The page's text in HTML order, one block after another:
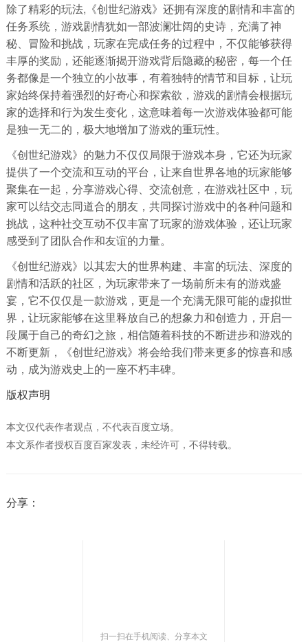
除了精彩的玩法,《创世纪游戏》还拥有深度的剧情和丰富的
任务系统，游戏剧情犹如一部波澜壮阔的史诗，充满了神
秘、冒险和挑战，玩家在完成任务的过程中，不仅能够获得
丰厚的奖励，还能逐渐揭开游戏背后隐藏的秘密，每一个任
务都像是一个独立的小故事，有着独特的情节和目标，让玩
家始终保持着强烈的好奇心和探索欲，游戏的剧情会根据玩
家的选择和行为发生变化，这意味着每一次游戏体验都可能
是独一无二的，极大地增加了游戏的重玩性。
《创世纪游戏》的魅力不仅仅局限于游戏本身，它还为玩家
提供了一个交流和互动的平台，让来自世界各地的玩家能够
聚集在一起，分享游戏心得、交流创意，在游戏社区中，玩
家可以结交志同道合的朋友，共同探讨游戏中的各种问题和
挑战，这种社交互动不仅丰富了玩家的游戏体验，还让玩家
感受到了团队合作和友谊的力量。
《创世纪游戏》以其宏大的世界构建、丰富的玩法、深度的
剧情和活跃的社区，为玩家带来了一场前所未有的游戏盛
宴，它不仅仅是一款游戏，更是一个充满无限可能的虚拟世
界，让玩家能够在这里释放自己的想象力和创造力，开启一
段属于自己的奇幻之旅，相信随着科技的不断进步和游戏的
不断更新，《创世纪游戏》将会给我们带来更多的惊喜和感
动，成为游戏史上的一座不朽丰碑。
版权声明
本文仅代表作者观点，不代表百度立场。
本文系作者授权百度百家发表，未经许可，不得转载。
分享：
扫一扫在手机阅读、分享本文